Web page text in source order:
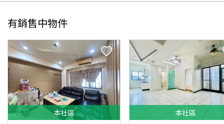
有銷售中物件
本社區 本社區